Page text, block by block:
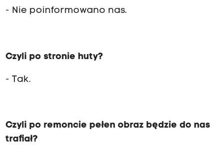
- Nie poinformowano nas.
Czyli po stronie huty?
- Tak.
Czyli po remoncie pełen obraz będzie do nas
trafiał?